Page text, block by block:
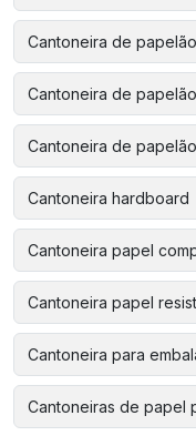
Cantoneira de
Cantoneira de
Cantoneira de
Cantoneira hardboard
Cantoneira papel
Cantoneira papel
Cantoneira para
Cantoneiras de papel